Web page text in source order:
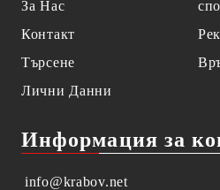
За Нас
Контакт
Търсене
Лични Данни
Информация за
info@krabov.net